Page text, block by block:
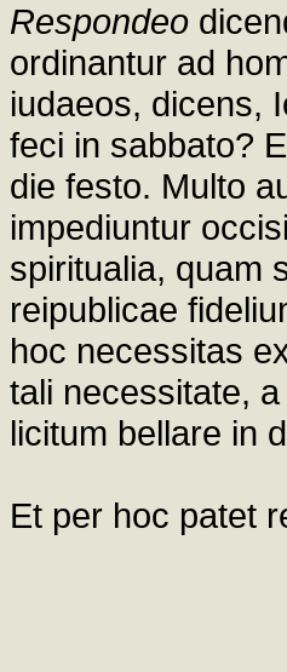
Respondeo
ordinantur ad
iudaeos, dicens,
feci in sabbato?
die festo. Multo
impediuntur
spiritualia, quam
reipublicae
hoc necessitas
tali necessitate,
licitum bellare in
Et per hoc patet